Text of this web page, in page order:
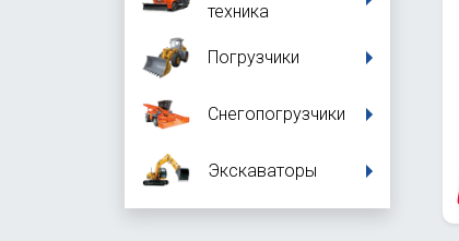
техника
Погрузчики
Снегопогрузчики
Экскаваторы